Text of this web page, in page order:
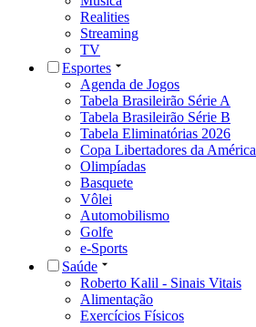
Realities
Streaming
TV
Esportes
Agenda de Jogos
Tabela Brasileirão Série A
Tabela Brasileirão Série B
Tabela Eliminatórias 2026
Copa Libertadores da América
Olimpíadas
Basquete
Vôlei
Automobilismo
Golfe
e-Sports
Saúde
Roberto Kalil - Sinais Vitais
Alimentação
Exercícios Físicos